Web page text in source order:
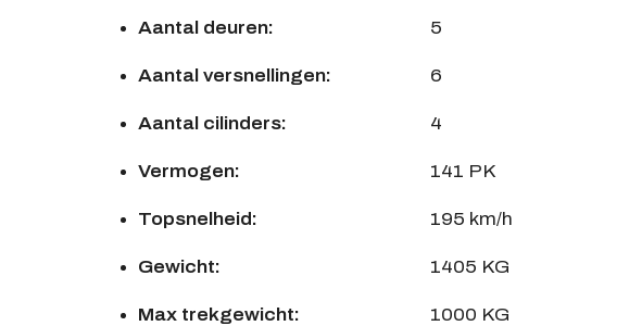
Aantal deuren: 5
Aantal versnellingen: 6
Aantal cilinders: 4
Vermogen: 141 PK
Topsnelheid: 195 km/h
Gewicht: 1405 KG
Max trekgewicht: 1000 KG